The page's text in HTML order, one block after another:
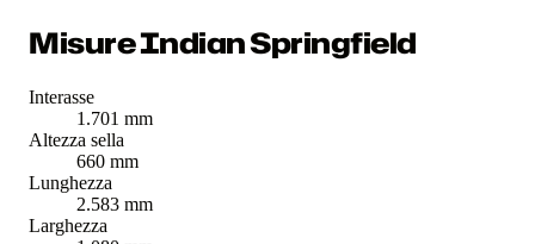
Misure Indian Springfield
Interasse
1.701 mm
Altezza sella
660 mm
Lunghezza
2.583 mm
Larghezza